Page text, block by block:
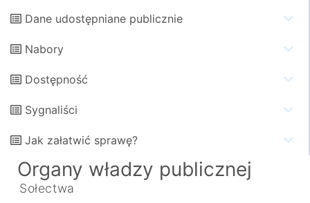
Dane udostępniane publicznie
Nabory
Dostępność
Sygnaliści
Jak załatwić sprawę?
Organy władzy publicznej
Sołectwa